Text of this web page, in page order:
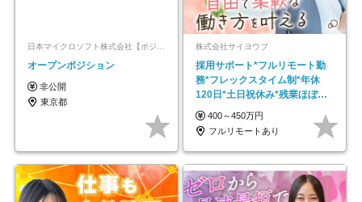
日本マイクロソフト株式会社【ポジションマッチ登録】
オープンポジション
非公開
東京都
株式会社サイヨウブ
採用サポート*フルリモート勤
務*フレックスタイム制*年休
120日*土日祝休み*残業ほぼな
し*育児中社員8割以上
400～450万円
フルリモートあり